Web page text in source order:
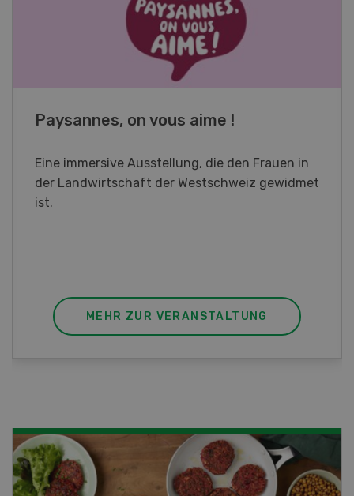
Fachkurs Aquakultur
Sind Sie in der Fischzucht tätig oder
interessieren Sie sich für das Thema? In
diesem Fall ist unser FBA-Weiterbildungskurs
MEHR ZUR VERANSTALTUNG